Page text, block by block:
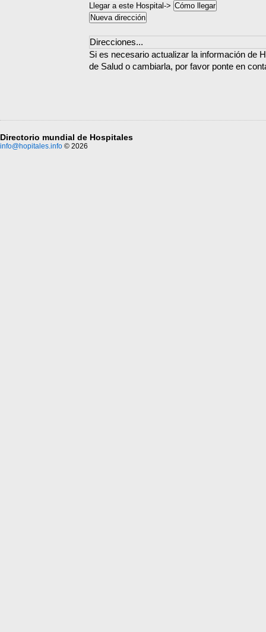
Llegar a este Hospital->
Direcciones...
Si es necesario actualizar la información de
de Salud o cambiarla, por favor ponte en
Directorio mundial de Hospitales
info@hopitales.info © 2026